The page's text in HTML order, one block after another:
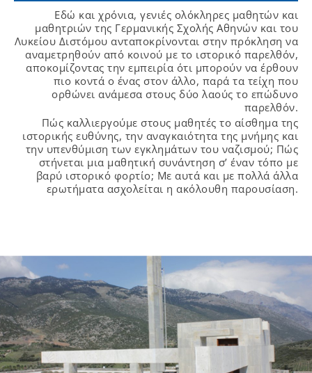
Εδώ και χρόνια, γενιές ολόκληρες μαθητών και
μαθητριών της Γερμανικής Σχολής Αθηνών και του
Λυκείου Διστόμου ανταποκρίνονται στην πρόκληση να
αναμετρηθούν από κοινού με το ιστορικό παρελθόν,
αποκομίζοντας την εμπειρία ότι μπορούν να έρθουν
πιο κοντά ο ένας στον άλλο, παρά τα τείχη που
ορθώνει ανάμεσα στους δύο λαούς το επώδυνο
παρελθόν.
Πώς καλλιεργούμε στους μαθητές το αίσθημα της
ιστορικής ευθύνης, την αναγκαιότητα της μνήμης και
την υπενθύμιση των εγκλημάτων του ναζισμού; Πώς
στήνεται μια μαθητική συνάντηση σ’ έναν τόπο με
βαρύ ιστορικό φορτίο; Με αυτά και με πολλά άλλα
ερωτήματα ασχολείται η ακόλουθη παρουσίαση.